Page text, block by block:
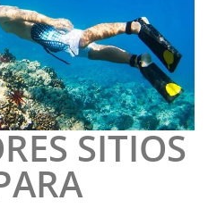
SITIOS